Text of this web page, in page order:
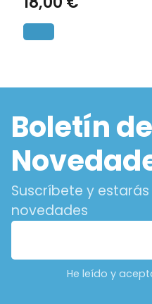
Boletín de
Suscríbete y
novedades
He leído y